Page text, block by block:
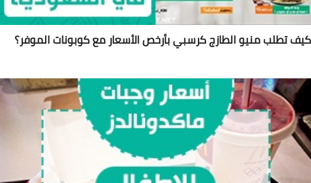
تطلب منيو الطازج كرسبي بأرخص الأسعار مع كوبونات الموفر؟